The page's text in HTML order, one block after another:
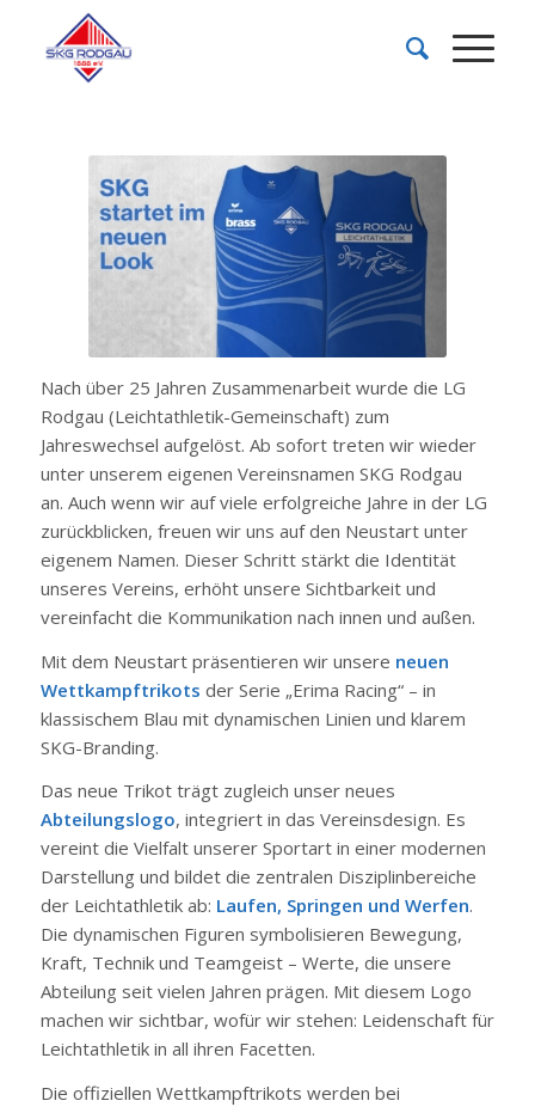
Nach über 25 Jahren Zusammenarbeit wurde die LG
Rodgau (Leichtathletik-Gemeinschaft) zum
Jahreswechsel aufgelöst. Ab sofort treten wir wieder
unter unserem eigenen Vereinsnamen SKG Rodgau
an. Auch wenn wir auf viele erfolgreiche Jahre in der LG
zurückblicken, freuen wir uns auf den Neustart unter
eigenem Namen. Dieser Schritt stärkt die Identität
unseres Vereins, erhöht unsere Sichtbarkeit und
vereinfacht die Kommunikation nach innen und außen.
Mit dem Neustart präsentieren wir unsere neuen
Wettkampftrikots der Serie „Erima Racing“ – in
klassischem Blau mit dynamischen Linien und klarem
SKG-Branding.
Das neue Trikot trägt zugleich unser neues
Abteilungslogo, integriert in das Vereinsdesign. Es
vereint die Vielfalt unserer Sportart in einer modernen
Darstellung und bildet die zentralen Disziplinbereiche
der Leichtathletik ab: Laufen, Springen und Werfen.
Die dynamischen Figuren symbolisieren Bewegung,
Kraft, Technik und Teamgeist – Werte, die unsere
Abteilung seit vielen Jahren prägen. Mit diesem Logo
machen wir sichtbar, wofür wir stehen: Leidenschaft für
Leichtathletik in all ihren Facetten.
Die offiziellen Wettkampftrikots werden bei